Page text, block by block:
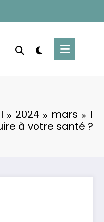
2024 mars
1
à votre santé ?